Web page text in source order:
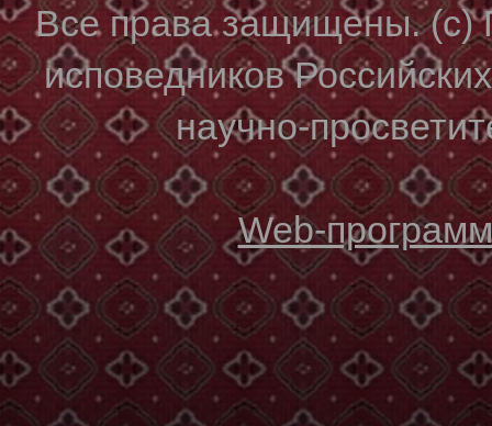
Все права защищены. (с)
исповедников
научно-
Web-